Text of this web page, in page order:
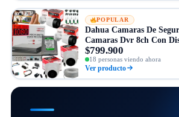
POPULAR
Dahua Camaras De
Camaras Dvr 8ch Con
$799.900
18 personas viendo ahora
Ver producto